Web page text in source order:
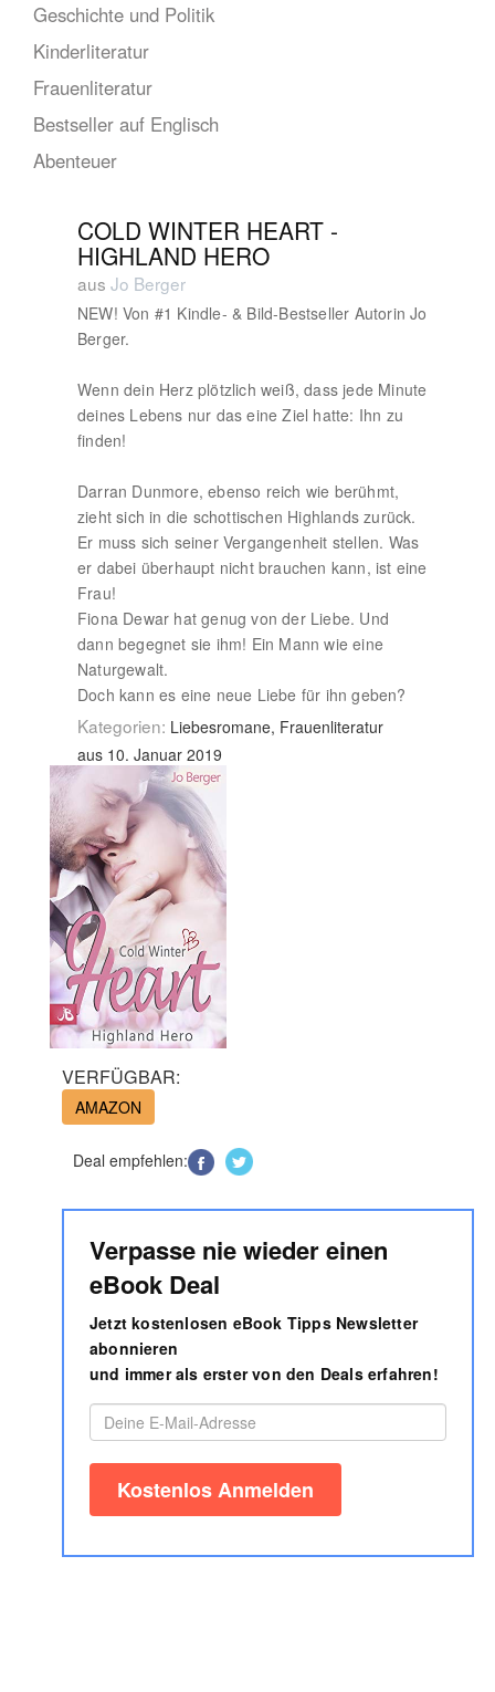
Geschichte und Politik
Kinderliteratur
Frauenliteratur
Bestseller auf Englisch
Abenteuer
COLD WINTER HEART -
HIGHLAND HERO
aus Jo Berger
NEW! Von #1 Kindle- & Bild-Bestseller Autorin Jo
Berger.
Wenn dein Herz plötzlich weiß, dass jede Minute
deines Lebens nur das eine Ziel hatte: Ihn zu
finden!
Darran Dunmore, ebenso reich wie berühmt,
zieht sich in die schottischen Highlands zurück.
Er muss sich seiner Vergangenheit stellen. Was
er dabei überhaupt nicht brauchen kann, ist eine
Frau!
Fiona Dewar hat genug von der Liebe. Und
dann begegnet sie ihm! Ein Mann wie eine
Naturgewalt.
Doch kann es eine neue Liebe für ihn geben?
Kategorien: Liebesromane, Frauenliteratur
aus 10. Januar 2019
VERFÜGBAR:
AMAZON
Deal empfehlen:
Verpasse nie wieder einen
eBook Deal
Jetzt kostenlosen eBook Tipps Newsletter
abonnieren
und immer als erster von den Deals erfahren!